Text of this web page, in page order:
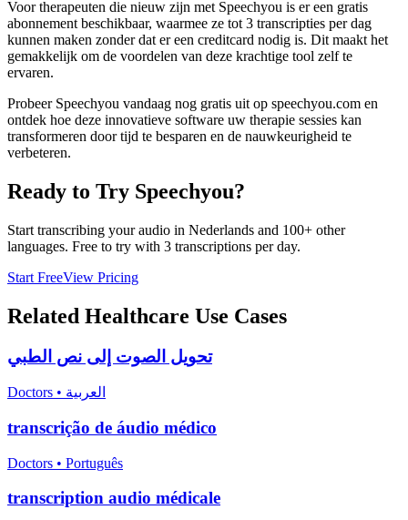
Voor therapeuten die nieuw zijn met Speechyou is er een gratis
abonnement beschikbaar, waarmee ze tot 3 transcripties per dag
kunnen maken zonder dat er een creditcard nodig is. Dit maakt het
gemakkelijk om de voordelen van deze krachtige tool zelf te
ervaren.
Probeer Speechyou vandaag nog gratis uit op speechyou.com en
ontdek hoe deze innovatieve software uw therapie sessies kan
transformeren door tijd te besparen en de nauwkeurigheid te
verbeteren.
Ready to Try Speechyou?
Start transcribing your audio in Nederlands and 100+ other
languages. Free to try with 3 transcriptions per day.
Start FreeView Pricing
Related Healthcare Use Cases
تحويل الصوت إلى نص الطبي
Doctors • العربية
transcrição de áudio médico
Doctors • Português
transcription audio médicale